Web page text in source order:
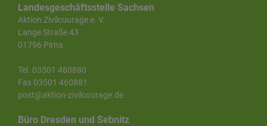
Landesgeschäftsstelle Sachsen
Aktion Zivilcourage e. V.
Lange Straße 43
01796 Pirna
Tel. 03501 460880
Fax 03501 460881
post@aktion-zivilcourage.de
Büro Dresden und Sebnitz